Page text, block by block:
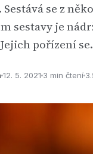
se z
sestavy je
Jejich pořízení
12. 5. 2021 3 min čtení